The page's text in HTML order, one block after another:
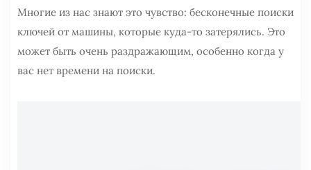
Многие из нас знают это чувство: бесконечные поиски
ключей от машины, которые куда-то затерялись. Это
может быть очень раздражающим, особенно когда у
вас нет времени на поиски.